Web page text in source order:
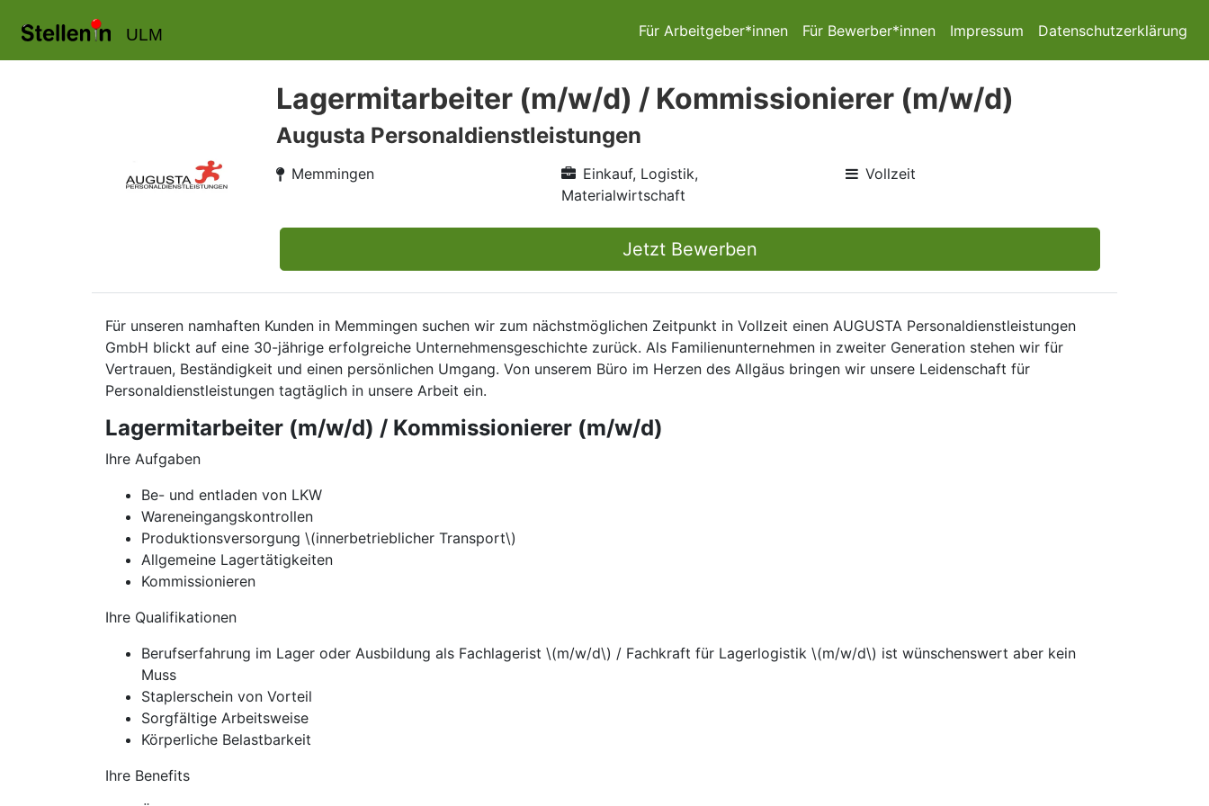
ULM Für Arbeitgeber*innen Für Bewerber*innen Impressum Datenschutzerklärung
Lagermitarbeiter (m/w/d) / Kommissionierer (m/w/d)
Augusta Personaldienstleistungen
Memmingen
Einkauf, Logistik,
Materialwirtschaft
Vollzeit
Jetzt Bewerben
Für unseren namhaften Kunden in Memmingen suchen wir zum nächstmöglichen Zeitpunkt in Vollzeit einen AUGUSTA Personaldienstleistungen
GmbH blickt auf eine 30-jährige erfolgreiche Unternehmensgeschichte zurück. Als Familienunternehmen in zweiter Generation stehen wir für
Vertrauen, Beständigkeit und einen persönlichen Umgang. Von unserem Büro im Herzen des Allgäus bringen wir unsere Leidenschaft für
Personaldienstleistungen tagtäglich in unsere Arbeit ein.
Lagermitarbeiter (m/w/d) / Kommissionierer (m/w/d)
Ihre Aufgaben
Be- und entladen von LKW
Wareneingangskontrollen
Produktionsversorgung \(innerbetrieblicher Transport\)
Allgemeine Lagertätigkeiten
Kommissionieren
Ihre Qualifikationen
Berufserfahrung im Lager oder Ausbildung als Fachlagerist \(m/w/d\) / Fachkraft für Lagerlogistik \(m/w/d\) ist wünschenswert aber kein
Muss
Staplerschein von Vorteil
Sorgfältige Arbeitsweise
Körperliche Belastbarkeit
Ihre Benefits